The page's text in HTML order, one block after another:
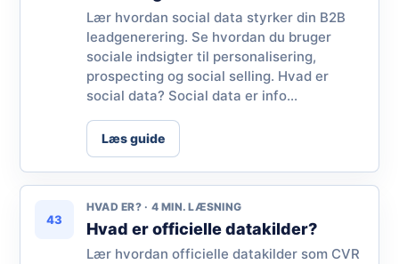
Lær hvordan social data styrker din B2B
leadgenerering. Se hvordan du bruger
sociale indsigter til personalisering,
prospecting og social selling. Hvad er
social data? Social data er info...
Læs guide
43
HVAD ER? · 4 MIN. LÆSNING
Hvad er officielle datakilder?
Lær hvordan officielle datakilder som CVR